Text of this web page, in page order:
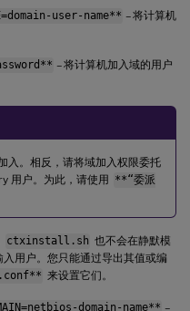
user-name** – 将计算机
– 将计算机加入域的用户
入。相反，请将域加入权限委托
用户。为此，请使用
**“委派
ctxinstall.sh 也不会在静默模
用户。您只能通过导出其值或编
来设置它们。
domain-name** –